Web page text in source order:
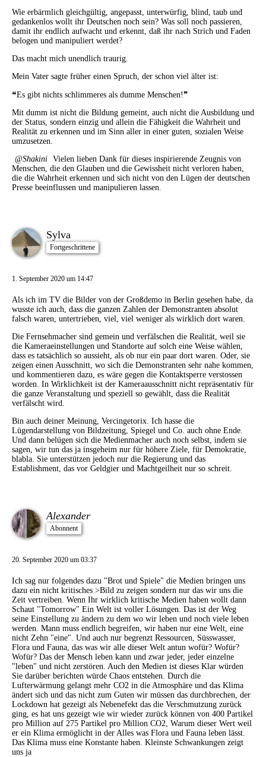
Wie erbärmlich gleichgültig, angepasst, unterwürfig, blind, taub und
gedankenlos wollt ihr Deutschen noch sein? Was soll noch passieren,
damit ihr endlich aufwacht und erkennt, daß ihr nach Strich und Faden
belogen und manipuliert werdet?
Das macht mich unendlich traurig.
Mein Vater sagte früher einen Spruch, der schon viel älter ist:
❝Es gibt nichts schlimmeres als dumme Menschen!❞
Mit dumm ist nicht die Bildung gemeint, auch nicht die Ausbildung und
der Status, sondern einzig und allein die Fähigkeit die Wahrheit und
Realität zu erkennen und im Sinn aller in einer guten, sozialen Weise
umzusetzen.
Shakini Vielen lieben Dank für dieses inspirierende Zeugnis von
Menschen, die den Glauben und die Gewissheit nicht verloren haben,
die die Wahrheit erkennen und sich nicht von den Lügen der deutschen
Presse beeinflussen und manipulieren lassen.
Sylva
Fortgeschrittene
1. September 2020 um 14:47
Als ich im TV die Bilder von der Großdemo in Berlin gesehen habe, da
wusste ich auch, dass die ganzen Zahlen der Demonstranten absolut
falsch waren, untertrieben, viel, viel weniger als wirklich dort waren.
Die Fernsehmacher sind gemein und verfälschen die Realität, weil sie
die Kameraeinstellungen und Standorte auf solch eine Weise wählen,
dass es tatsächlich so aussieht, als ob nur ein paar dort waren. Oder, sie
zeigen einen Ausschnitt, wo sich die Demonstranten sehr nahe kommen,
und kommentieren dazu, es wäre gegen die Kontaktsperre verstossen
worden. In Wirklichkeit ist der Kameraausschnitt nicht repräsentativ für
die ganze Veranstaltung und speziell so gewählt, dass die Realität
verfälscht wird.
Bin auch deiner Meinung, Vercingetorix. Ich hasse die
Lügendarstellung von Bildzeitung, Spiegel und Co. auch ohne Ende.
Und dann belügen sich die Medienmacher auch noch selbst, indem sie
sagen, wir tun das ja insgeheim nur für höhere Ziele, für Demokratie,
blabla. Sie unterstützen jedoch nur die Regierung und das
Establishment, das vor Geldgier und Machtgeilheit nur so schreit.
Alexander
Abonnent
20. September 2020 um 03:37
Ich sag nur folgendes dazu "Brot und Spiele" die Medien bringen uns
dazu ein nicht kritisches >Bild zu zeigen sondern nur das wir uns die
Zeit vertreiben. Wenn Ihr wirklich kritische Medien haben wollt dann
Schaut "Tomorrow" Ein Welt ist voller Lösungen. Das ist der Weg
seine Einstellung zu ändern zu dem wo wir leben und noch viele leben
werden. Mann muss endlich begreifen, wir haben nur eine Welt, eine
nicht Zehn "eine". Und auch nur begrenzt Ressourcen, Süsswasser,
Flora und Fauna, das was wir alle dieser Welt antun wofür? Wofür?
Wofür? Das der Mensch leben kann und zwar jeder, jeder einzelne
"leben" und nicht zerstören. Auch den Medien ist dieses Klar würden
Sie darüber berichten würde Chaos entstehen. Durch die
Lufterwärmung gelangt mehr CO2 in die Atmosphäre und das Klima
ändert sich und das nicht zum Guten wir müssen das durchbrechen, der
Lockdown hat gezeigt als Nebenefekt das die Verschmutzung zurück
ging, es hat uns gezeigt wie wir wieder zurück können von 400 Partikel
pro Million auf 275 Partikel pro Million CO2, Warum dieser Wert weil
er ein Klima ermöglicht in der Alles was Flora und Fauna leben lässt.
Das Klima muss eine Konstante haben. Kleinste Schwankungen zeigt
uns ja